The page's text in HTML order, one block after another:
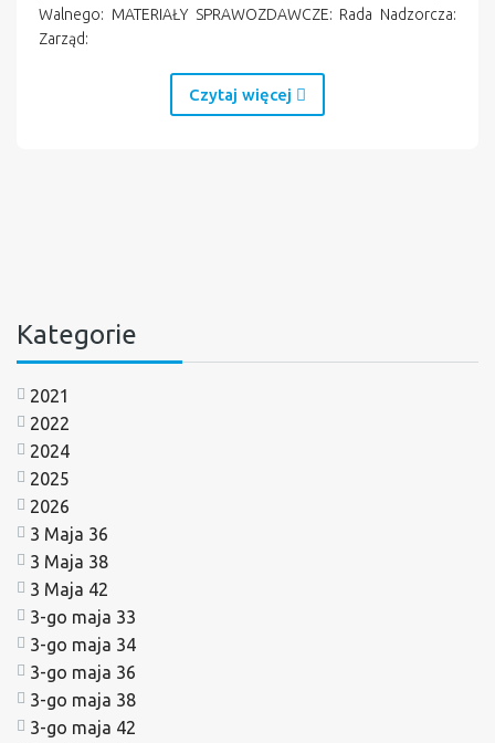
Walnego: MATERIAŁY SPRAWOZDAWCZE: Rada Nadzorcza:
Zarząd:
Czytaj więcej
Kategorie
2021
2022
2024
2025
2026
3 Maja 36
3 Maja 38
3 Maja 42
3-go maja 33
3-go maja 34
3-go maja 36
3-go maja 38
3-go maja 42